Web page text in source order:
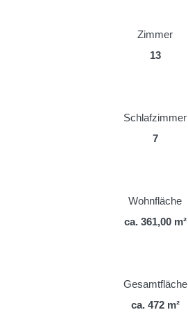
Zimmer
13
Schlafzimmer
7
Wohnfläche
ca. 361,00 m²
Gesamtfläche
ca. 472 m²